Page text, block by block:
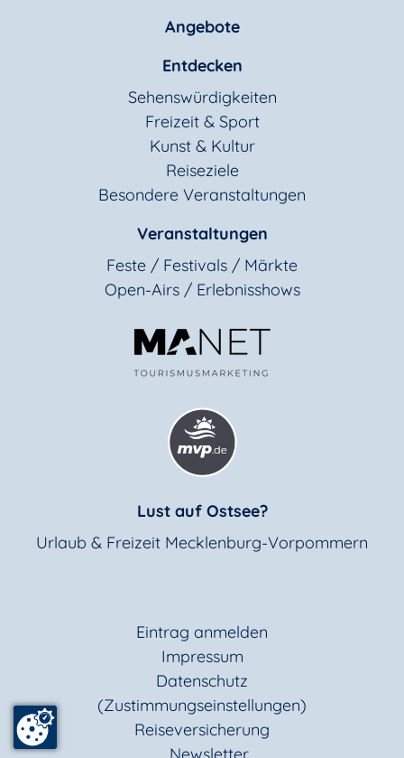
Angebote
Entdecken
Sehenswürdigkeiten
Freizeit & Sport
Kunst & Kultur
Reiseziele
Besondere Veranstaltungen
Veranstaltungen
Feste / Festivals / Märkte
Open-Airs / Erlebnisshows
Lust auf Ostsee?
Urlaub & Freizeit Mecklenburg-Vorpommern
Eintrag anmelden
Impressum
Datenschutz
(Zustimmungseinstellungen)
Reiseversicherung